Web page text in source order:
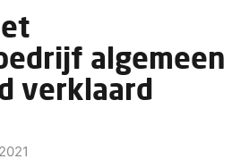
algemeen
verklaard